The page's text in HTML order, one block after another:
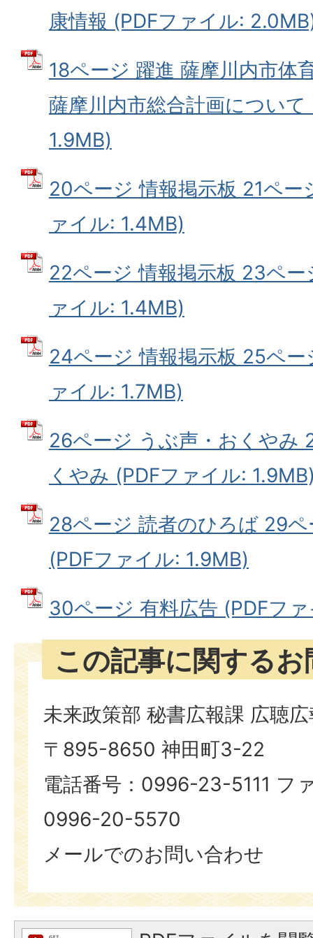
康情報 (PDFファイル:
18ページ 躍進 薩摩川内市体
薩摩川内市総合計画につい
1.9MB)
20ページ 情報掲示板 21ペー
ァイル: 1.4MB)
22ページ 情報掲示板 23ペー
ァイル: 1.4MB)
24ページ 情報掲示板 25ペー
ァイル: 1.7MB)
26ページ うぶ声・おくやみ
くやみ (PDFファイル:
28ページ 読者のひろば 29
(PDFファイル: 1.9MB)
30ページ 有料広告 (PDFフ
この記事に関する
未来政策部 秘書広報課 広聴
〒895-8650 神田町3-22
電話番号：0996-23-5111 フ
0996-20-5570
メールでのお問い合わせ